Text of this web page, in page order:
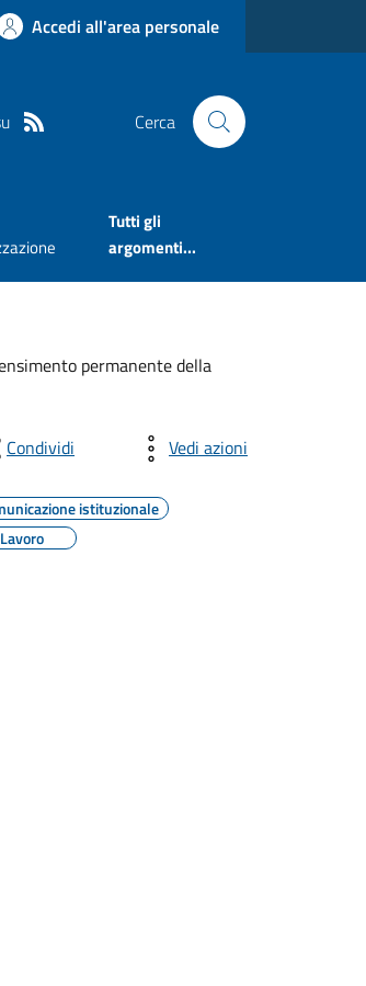
Accedi all'area personale
Cerca
Tutti gli
argomenti...
permanente della
Condividi Vedi azioni
istituzionale
Lavoro